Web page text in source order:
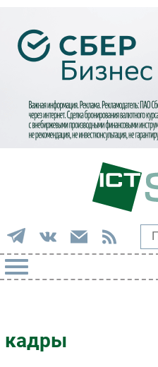
Импорто­замещение
Автоматизация
кадры